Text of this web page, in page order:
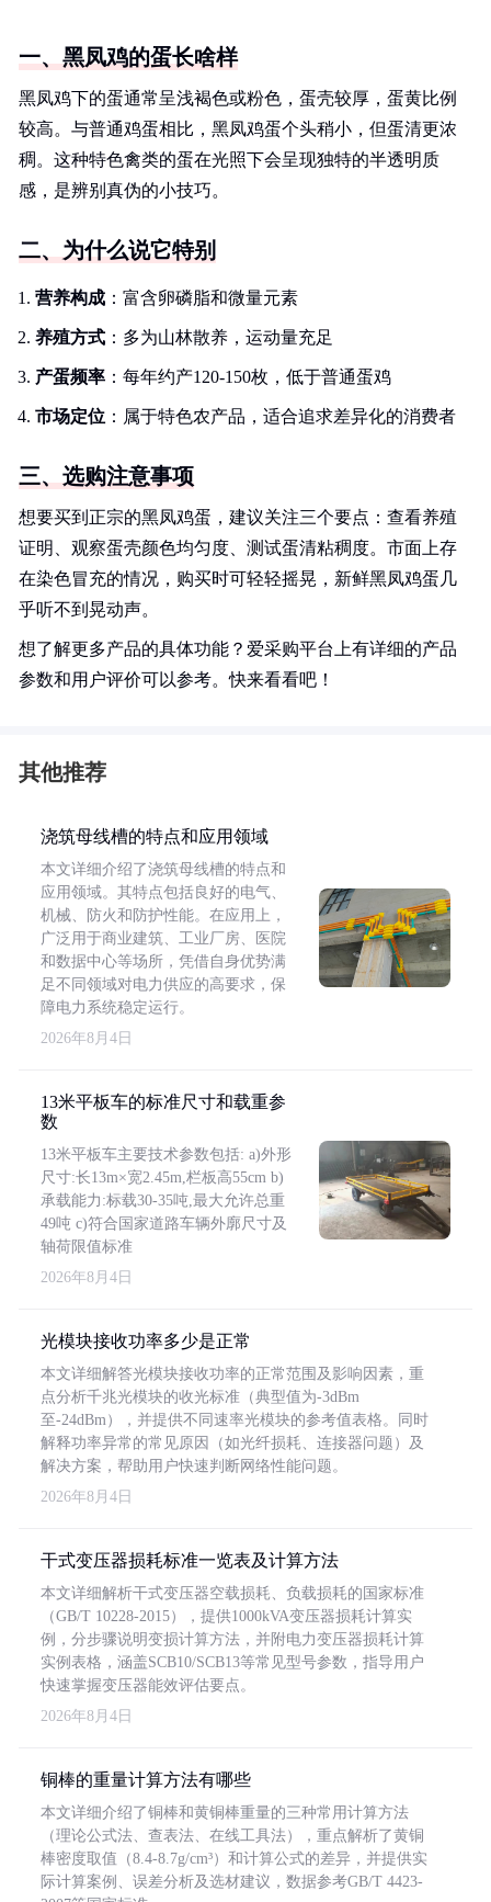
一、黑凤鸡的蛋长啥样
黑凤鸡下的蛋通常呈浅褐色或粉色，蛋壳较厚，蛋黄比例
较高。与普通鸡蛋相比，黑凤鸡蛋个头稍小，但蛋清更浓
稠。这种特色禽类的蛋在光照下会呈现独特的半透明质
感，是辨别真伪的小技巧。
二、为什么说它特别
营养构成 ：富含卵磷脂和微量元素
养殖方式 ：多为山林散养，运动量充足
产蛋频率 ：每年约产120-150枚，低于普通蛋鸡
市场定位 ：属于特色农产品，适合追求差异化的消费者
三、选购注意事项
想要买到正宗的黑凤鸡蛋，建议关注三个要点：查看养殖
证明、观察蛋壳颜色均匀度、测试蛋清粘稠度。市面上存
在染色冒充的情况，购买时可轻轻摇晃，新鲜黑凤鸡蛋几
乎听不到晃动声。
想了解更多产品的具体功能？爱采购平台上有详细的产品
参数和用户评价可以参考。快来看看吧！
其他推荐
浇筑母线槽的特点和应用领域
本文详细介绍了浇筑母线槽的特点和
应用领域。其特点包括良好的电气、
机械、防火和防护性能。在应用上，
广泛用于商业建筑、工业厂房、医院
和数据中心等场所，凭借自身优势满
足不同领域对电力供应的高要求，保
障电力系统稳定运行。
2026年8月4日
13米平板车的标准尺寸和载重参
数
13米平板车主要技术参数包括: a)外形
尺寸:长13m×宽2.45m,栏板高55cm b)
承载能力:标载30-35吨,最大允许总重
49吨 c)符合国家道路车辆外廓尺寸及
轴荷限值标准
2026年8月4日
光模块接收功率多少是正常
本文详细解答光模块接收功率的正常范围及影响因素，重
点分析千兆光模块的收光标准（典型值为-3dBm
至-24dBm），并提供不同速率光模块的参考值表格。同时
解释功率异常的常见原因（如光纤损耗、连接器问题）及
解决方案，帮助用户快速判断网络性能问题。
2026年8月4日
干式变压器损耗标准一览表及计算方法
本文详细解析干式变压器空载损耗、负载损耗的国家标准
（GB/T 10228-2015），提供1000kVA变压器损耗计算实
例，分步骤说明变损计算方法，并附电力变压器损耗计算
实例表格，涵盖SCB10/SCB13等常见型号参数，指导用户
快速掌握变压器能效评估要点。
2026年8月4日
铜棒的重量计算方法有哪些
本文详细介绍了铜棒和黄铜棒重量的三种常用计算方法
（理论公式法、查表法、在线工具法），重点解析了黄铜
棒密度取值（8.4-8.7g/cm³）和计算公式的差异，并提供实
际计算案例、误差分析及选材建议，数据参考GB/T 4423-